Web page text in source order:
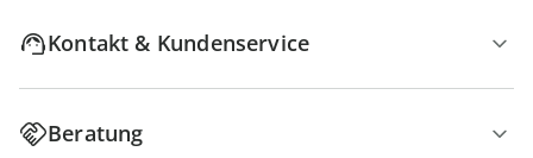
Kontakt & Kundenservice
Beratung